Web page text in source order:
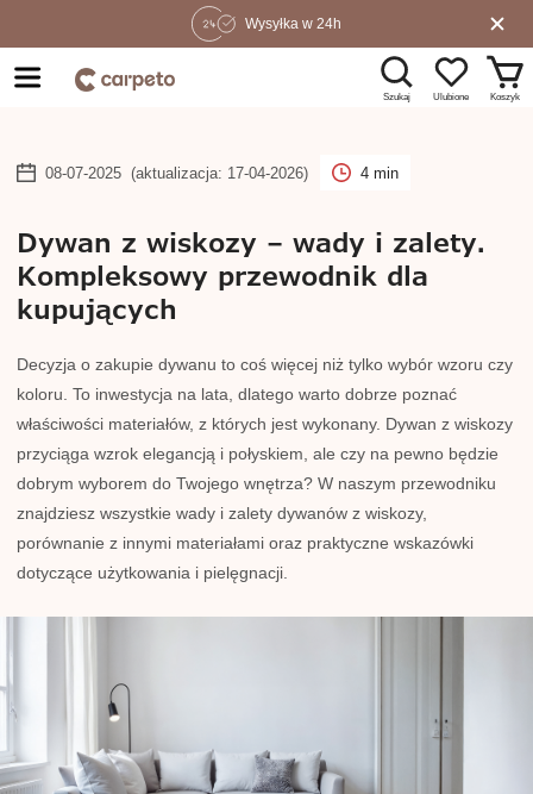
Wysyłka w 24h
Szukaj Ulubione Koszyk
08-07-2025 (aktualizacja: 17-04-2026) 4 min
Dywan z wiskozy – wady i zalety.
Kompleksowy przewodnik dla
kupujących
Decyzja o zakupie dywanu to coś więcej niż tylko wybór wzoru czy
koloru. To inwestycja na lata, dlatego warto dobrze poznać
właściwości materiałów, z których jest wykonany. Dywan z wiskozy
przyciąga wzrok elegancją i połyskiem, ale czy na pewno będzie
dobrym wyborem do Twojego wnętrza? W naszym przewodniku
znajdziesz wszystkie wady i zalety dywanów z wiskozy,
porównanie z innymi materiałami oraz praktyczne wskazówki
dotyczące użytkowania i pielęgnacji.